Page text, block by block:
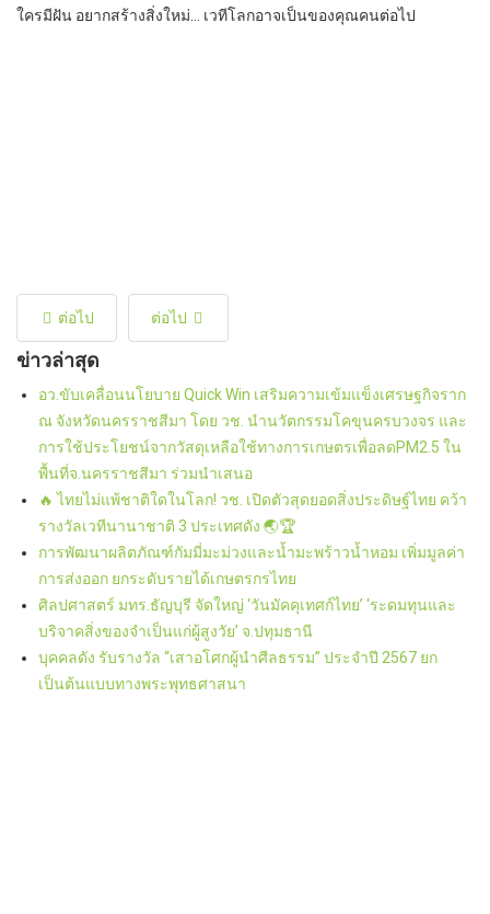
ใครมีฝัน อยากสร้างสิ่งใหม่… เวทีโลกอาจเป็นของคุณคนต่อไป
ต่อไป ต่อไป
ข่าวล่าสุด
อว.ขับเคลื่อนนโยบาย Quick Win เสริมความเข้มแข็งเศรษฐกิจราก
ณ จังหวัดนครราชสีมา โดย วช. นำนวัตกรรมโคขุนครบวงจร และ
การใช้ประโยชน์จากวัสดุเหลือใช้ทางการเกษตรเพื่อลดPM2.5 ใน
พื้นที่จ.นครราชสีมา ร่วมนำเสนอ
🔥 ไทยไม่แพ้ชาติใดในโลก! วช. เปิดตัวสุดยอดสิ่งประดิษฐ์ไทย คว้า
รางวัลเวทีนานาชาติ 3 ประเทศดัง 🌏🏆
การพัฒนาผลิตภัณฑ์กัมมี่มะม่วงและน้ำมะพร้าวน้ำหอม เพิ่มมูลค่า
การส่งออก ยกระดับรายได้เกษตรกรไทย
ศิลปศาสตร์ มทร.ธัญบุรี จัดใหญ่ ‘วันมัคคุเทศก์ไทย’ ‘ระดมทุนและ
บริจาคสิ่งของจำเป็นแก่ผู้สูงวัย’ จ.ปทุมธานี
บุคคลดัง รับรางวัล “เสาอโศกผู้นำศีลธรรม” ประจำปี 2567 ยก
เป็นต้นแบบทางพระพุทธศาสนา